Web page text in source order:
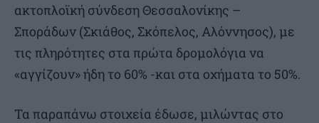
ακτοπλοϊκή σύνδεση Θεσσαλονίκης –
Σποράδων (Σκιάθος, Σκόπελος, Αλόννησος), με
τις πληρότητες στα πρώτα δρομολόγια να
«αγγίζουν» ήδη το 60% -και στα οχήματα το 50%.
Τα παραπάνω στοιχεία έδωσε, μιλώντας στο